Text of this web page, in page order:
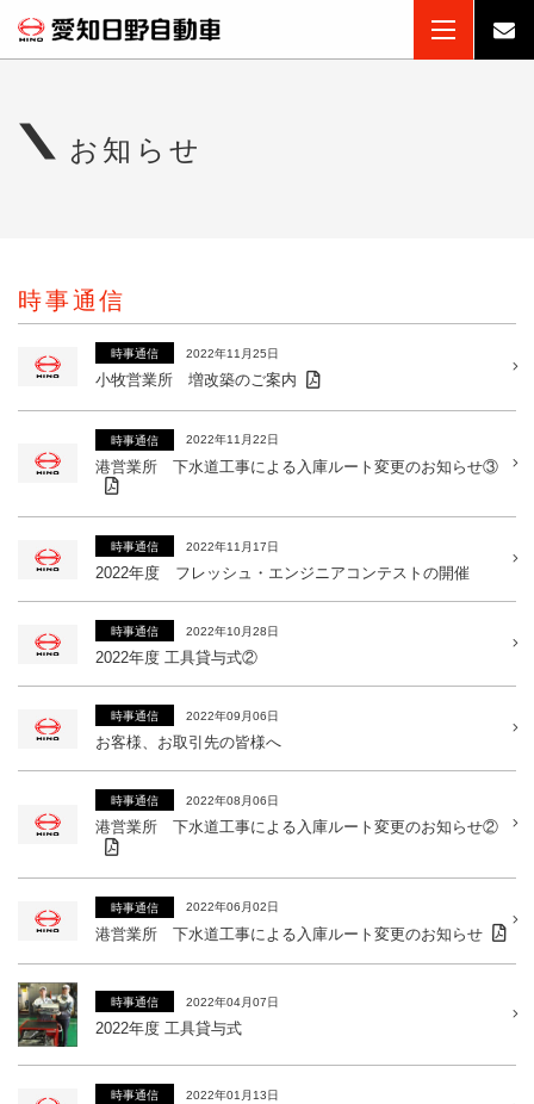
お知らせ
時事通信
時事通信 2022年11月25日
小牧営業所 増改築のご案内
時事通信 2022年11月22日
港営業所 下水道工事による入庫ルート変更のお知らせ③
時事通信 2022年11月17日
2022年度 フレッシュ・エンジニアコンテストの開催
時事通信 2022年10月28日
2022年度 工具貸与式②
時事通信 2022年09月06日
お客様、お取引先の皆様へ
時事通信 2022年08月06日
港営業所 下水道工事による入庫ルート変更のお知らせ②
時事通信 2022年06月02日
港営業所 下水道工事による入庫ルート変更のお知らせ
時事通信 2022年04月07日
2022年度 工具貸与式
時事通信 2022年01月13日